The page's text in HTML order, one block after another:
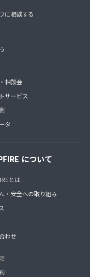
に相談する
相談会
サービス
タ
について
とは
・安全への取り組み
わせ